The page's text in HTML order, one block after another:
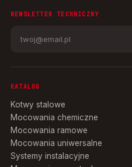
NEWSLETTER TECHNICZNY
KATALOG
Kotwy stalowe
Mocowania chemiczne
Mocowania ramowe
Mocowania uniwersalne
Systemy instalacyjne